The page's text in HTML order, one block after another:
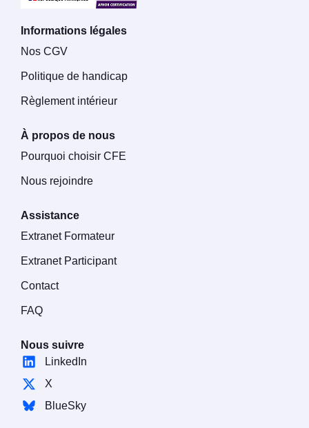
Informations légales
Nos CGV
Politique de handicap
Règlement intérieur
À propos de nous
Pourquoi choisir CFE
Nous rejoindre
Assistance
Extranet Formateur
Extranet Participant
Contact
FAQ
Nous suivre
LinkedIn
X
BlueSky